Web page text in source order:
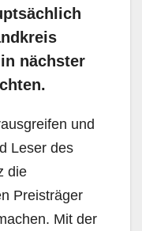
nächster
und
Leser des
die
Preisträger
Mit der